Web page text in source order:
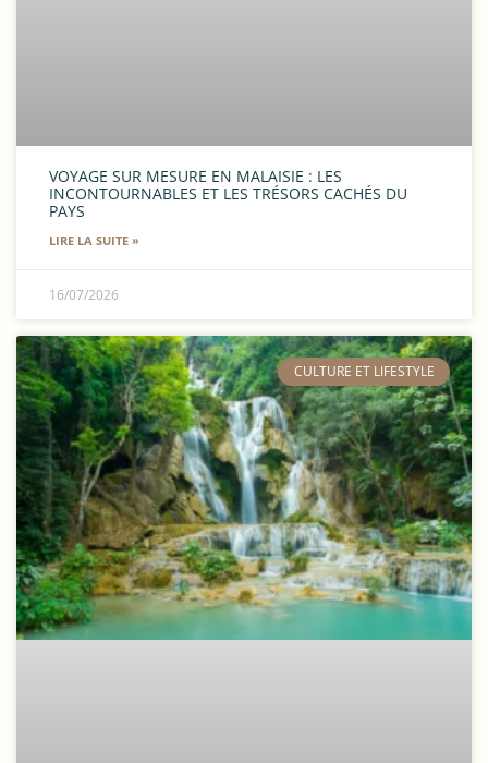
VOYAGE SUR MESURE EN MALAISIE : LES
INCONTOURNABLES ET LES TRÉSORS CACHÉS DU
PAYS
LIRE LA SUITE »
16/07/2026
​CULTURE ET LIFESTYLE